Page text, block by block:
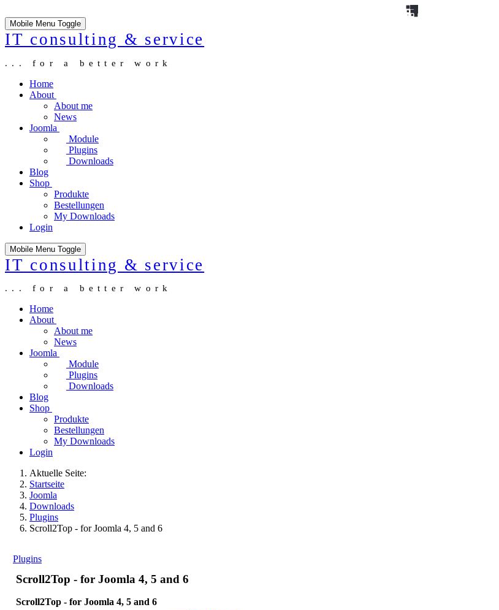
Mobile Menu Toggle
IT consulting & service
... for a better work
Home
About
About me
News
Joomla
Module
Plugins
Downloads
Blog
Shop
Produkte
Bestellungen
My Downloads
Login
Mobile Menu Toggle
IT consulting & service
... for a better work
Home
About
About me
News
Joomla
Module
Plugins
Downloads
Blog
Shop
Produkte
Bestellungen
My Downloads
Login
Aktuelle Seite:
Startseite
Joomla
Downloads
Plugins
Scroll2Top - for Joomla 4, 5 and 6
Plugins
Scroll2Top - for Joomla 4, 5 and 6
Scroll2Top - for Joomla 4, 5 and 6